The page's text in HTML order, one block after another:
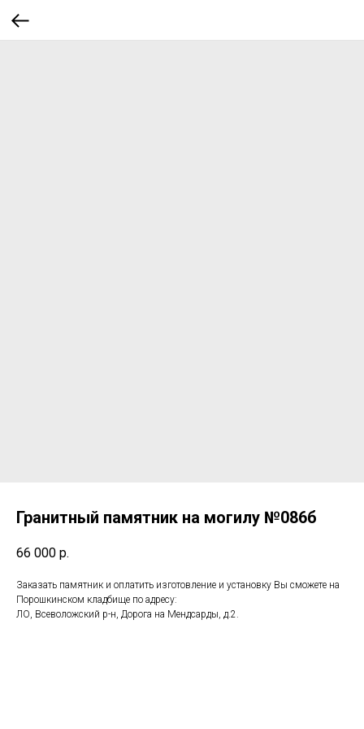
Гранитный памятник на могилу №086б
66 000 р.
Заказать памятник и оплатить изготовление и установку Вы сможете на
Порошкинском кладбище по адресу:
ЛО, Всеволожский р-н, Дорога на Мендсарды, д.2.